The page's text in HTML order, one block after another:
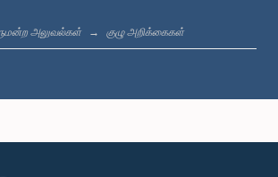
கௌரவ கயந்த கருணாதிலக்க, பா.உ.
அலுவல்கள் குழு அறிக்கைகள்